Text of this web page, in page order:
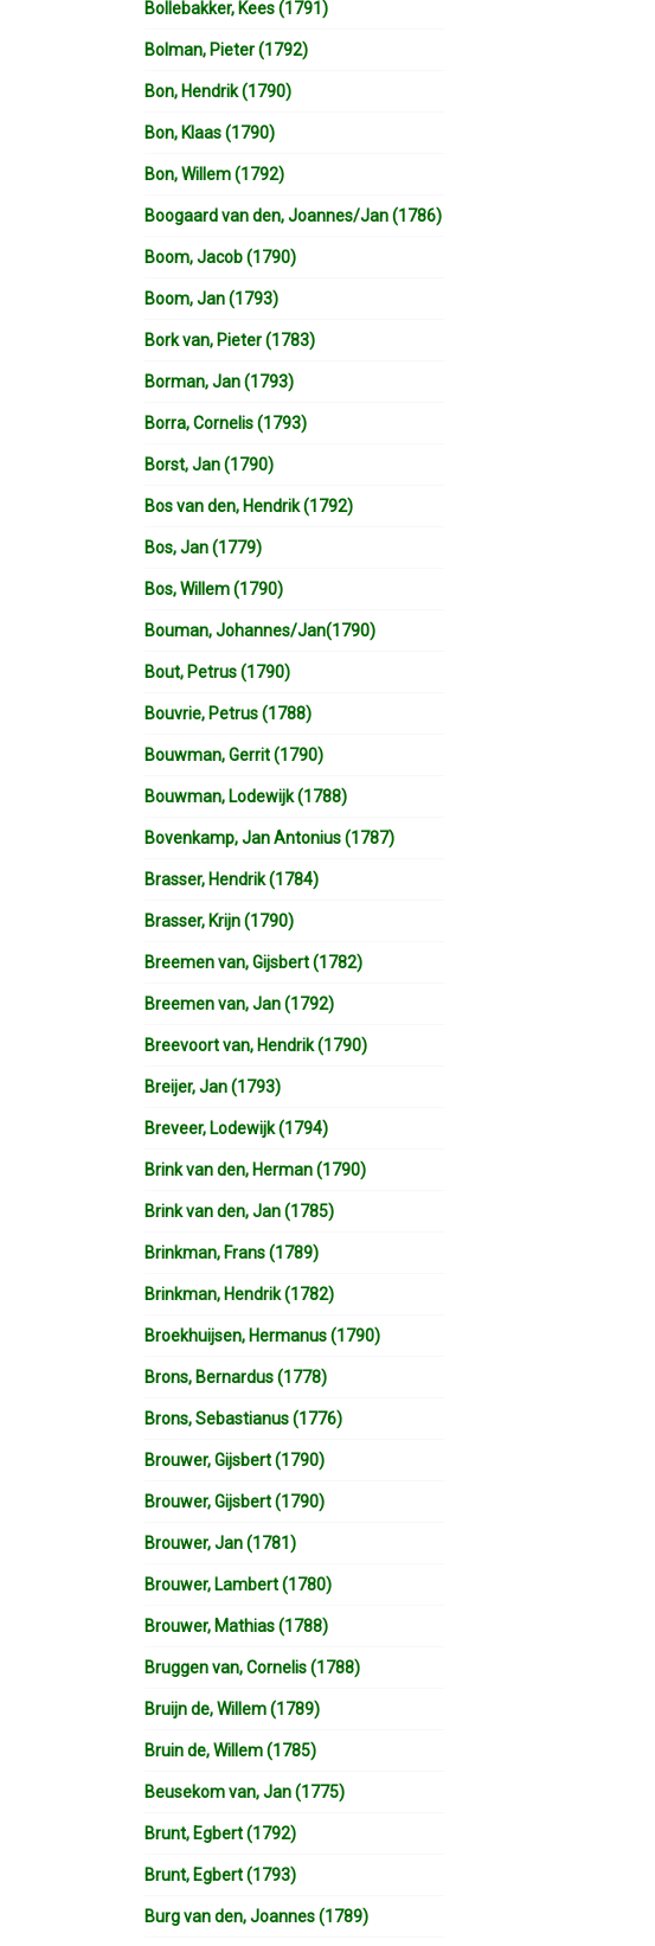
Bollebakker, Kees (1791)
Bolman, Pieter (1792)
Bon, Hendrik (1790)
Bon, Klaas (1790)
Bon, Willem (1792)
Boogaard van den, Joannes/Jan (1786)
Boom, Jacob (1790)
Boom, Jan (1793)
Bork van, Pieter (1783)
Borman, Jan (1793)
Borra, Cornelis (1793)
Borst, Jan (1790)
Bos van den, Hendrik (1792)
Bos, Jan (1779)
Bos, Willem (1790)
Bouman, Johannes/Jan(1790)
Bout, Petrus (1790)
Bouvrie, Petrus (1788)
Bouwman, Gerrit (1790)
Bouwman, Lodewijk (1788)
Bovenkamp, Jan Antonius (1787)
Brasser, Hendrik (1784)
Brasser, Krijn (1790)
Breemen van, Gijsbert (1782)
Breemen van, Jan (1792)
Breevoort van, Hendrik (1790)
Breijer, Jan (1793)
Breveer, Lodewijk (1794)
Brink van den, Herman (1790)
Brink van den, Jan (1785)
Brinkman, Frans (1789)
Brinkman, Hendrik (1782)
Broekhuijsen, Hermanus (1790)
Brons, Bernardus (1778)
Brons, Sebastianus (1776)
Brouwer, Gijsbert (1790)
Brouwer, Gijsbert (1790)
Brouwer, Jan (1781)
Brouwer, Lambert (1780)
Brouwer, Mathias (1788)
Bruggen van, Cornelis (1788)
Bruijn de, Willem (1789)
Bruin de, Willem (1785)
Beusekom van, Jan (1775)
Brunt, Egbert (1792)
Brunt, Egbert (1793)
Burg van den, Joannes (1789)